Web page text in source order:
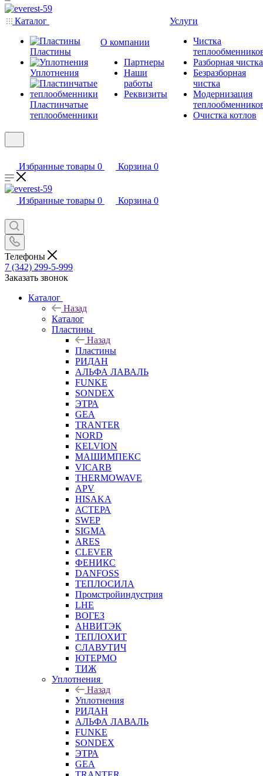
Каталог
Пластины
Уплотнения
Пластинчатые
теплообменники
О компании
Партнеры
Наши
работы
Реквизиты
Услуги
Чистка
Разборная чистка
Безразборная
чистка
Модернизация
Очистка котлов
Избранные товары 0 Корзина 0
Избранные товары 0 Корзина 0
Телефоны
7 (342) 299-5-999
Заказать звонок
Каталог
Назад
Каталог
Пластины
Назад
Пластины
РИДАН
АЛЬФА ЛАВАЛЬ
FUNKE
SONDEX
ЭТРА
GEA
TRANTER
NORD
KELVION
МАШИМПЕКС
VICARB
THERMOWAVE
APV
HISAKA
АСТЕРА
SWEP
SIGMA
ARES
CLEVER
ФЕНИКС
DANFOSS
ТЕПЛОСИЛА
Промстройиндустрия
LHE
ВОГЕЗ
АНВИТЭК
ТЕПЛОХИТ
СЛАВУТИЧ
ЮТЕРМО
ТИЖ
Уплотнения
Назад
Уплотнения
РИДАН
АЛЬФА ЛАВАЛЬ
FUNKE
SONDEX
ЭТРА
GEA